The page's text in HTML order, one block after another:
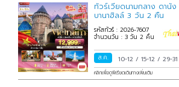
ทัวร์เวียดนามกลาง ดานั
บานาฮิลล์ 3 วัน 2 คืน
รหัสทัวร์ : 2026-7607
จำนวนวัน : 3 วัน 2 คืน
ส.ค. 10-12/15-12/29-
คลิกเพื่อดูพีเรียดเดินทางเพิ่มเติม